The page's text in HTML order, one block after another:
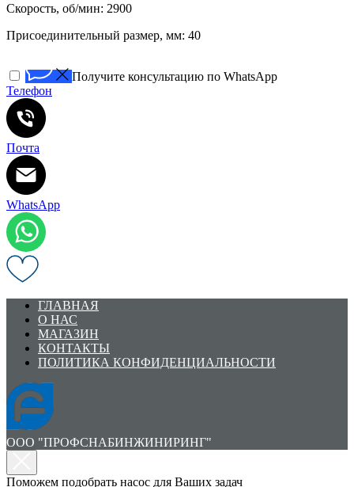
Скорость, об/мин: 2900
Присоединительный размер, мм: 40
Получите консультацию по WhatsApp
Телефон
Почта
WhatsApp
ГЛАВНАЯ
О НАС
МАГАЗИН
КОНТАКТЫ
ПОЛИТИКА КОНФИДЕНЦИАЛЬНОСТИ
ООО "ПРОФСНАБИНЖИНИРИНГ"
Поможем подобрать насос для Ваших задач